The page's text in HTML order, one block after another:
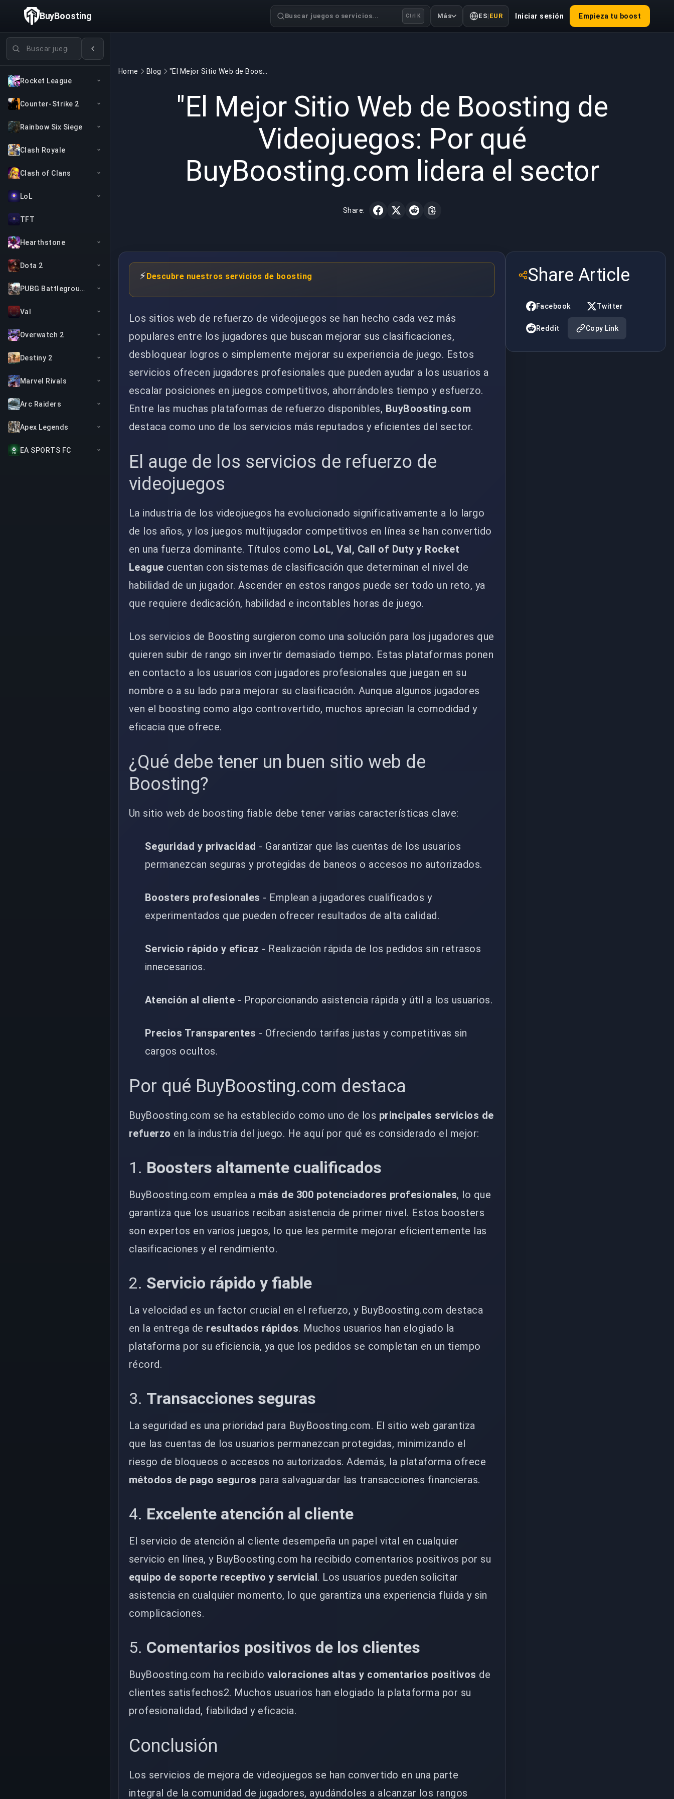
Buscar juegos
Rocket League
Counter-Strike 2
Rainbow Six Siege
Clash Royale
Clash of Clans
LoL
TFT
Hearthstone
Dota 2
PUBG Battlegrounds
Val
Overwatch 2
Destiny 2
Marvel Rivals
Arc Raiders
Apex Legends
EA SPORTS FC
BuyBoosting Buscar juegos o servicios... Ctrl K Más ES| EUR Iniciar sesión Empieza tu boost
Home Blog
"El Mejor Sitio Web de Boosting de
Videojuegos: Por qué
BuyBoosting.com lidera el sector
Share:
⚡ Descubre nuestros servicios de boosting
Los sitios web de refuerzo de videojuegos se han hecho cada vez más
populares entre los jugadores que buscan mejorar sus clasificaciones,
desbloquear logros o simplemente mejorar su experiencia de juego. Estos
servicios ofrecen jugadores profesionales que pueden ayudar a los usuarios a
escalar posiciones en juegos competitivos, ahorrándoles tiempo y esfuerzo.
Entre las muchas plataformas de refuerzo disponibles, BuyBoosting.com
destaca como uno de los servicios más reputados y eficientes del sector.
El auge de los servicios de refuerzo de
videojuegos
La industria de los videojuegos ha evolucionado significativamente a lo largo
de los años, y los juegos multijugador competitivos en línea se han convertido
en una fuerza dominante. Títulos como LoL, Val, Call of Duty y Rocket
League cuentan con sistemas de clasificación que determinan el nivel de
habilidad de un jugador. Ascender en estos rangos puede ser todo un reto, ya
que requiere dedicación, habilidad e incontables horas de juego.
Los servicios de Boosting surgieron como una solución para los jugadores que
quieren subir de rango sin invertir demasiado tiempo. Estas plataformas ponen
en contacto a los usuarios con jugadores profesionales que juegan en su
nombre o a su lado para mejorar su clasificación. Aunque algunos jugadores
ven el boosting como algo controvertido, muchos aprecian la comodidad y
eficacia que ofrece.
¿Qué debe tener un buen sitio web de
Boosting?
Un sitio web de boosting fiable debe tener varias características clave:
Seguridad y privacidad - Garantizar que las cuentas de los usuarios
permanezcan seguras y protegidas de baneos o accesos no autorizados.
Boosters profesionales - Emplean a jugadores cualificados y
experimentados que pueden ofrecer resultados de alta calidad.
Servicio rápido y eficaz - Realización rápida de los pedidos sin retrasos
innecesarios.
Atención al cliente - Proporcionando asistencia rápida y útil a los usuarios.
Precios Transparentes - Ofreciendo tarifas justas y competitivas sin
cargos ocultos.
Por qué BuyBoosting.com destaca
BuyBoosting.com se ha establecido como uno de los principales servicios de
refuerzo en la industria del juego. He aquí por qué es considerado el mejor:
1. Boosters altamente cualificados
BuyBoosting.com emplea a más de 300 potenciadores profesionales, lo que
garantiza que los usuarios reciban asistencia de primer nivel. Estos boosters
son expertos en varios juegos, lo que les permite mejorar eficientemente las
clasificaciones y el rendimiento.
2. Servicio rápido y fiable
La velocidad es un factor crucial en el refuerzo, y BuyBoosting.com destaca
en la entrega de resultados rápidos. Muchos usuarios han elogiado la
plataforma por su eficiencia, ya que los pedidos se completan en un tiempo
récord.
3. Transacciones seguras
La seguridad es una prioridad para BuyBoosting.com. El sitio web garantiza
que las cuentas de los usuarios permanezcan protegidas, minimizando el
riesgo de bloqueos o accesos no autorizados. Además, la plataforma ofrece
métodos de pago seguros para salvaguardar las transacciones financieras.
4. Excelente atención al cliente
El servicio de atención al cliente desempeña un papel vital en cualquier
servicio en línea, y BuyBoosting.com ha recibido comentarios positivos por su
equipo de soporte receptivo y servicial . Los usuarios pueden solicitar
asistencia en cualquier momento, lo que garantiza una experiencia fluida y sin
complicaciones.
5. Comentarios positivos de los clientes
BuyBoosting.com ha recibido valoraciones altas y comentarios positivos de
clientes satisfechos2. Muchos usuarios han elogiado la plataforma por su
profesionalidad, fiabilidad y eficacia.
Conclusión
Los servicios de mejora de videojuegos se han convertido en una parte
integral de la comunidad de jugadores, ayudándoles a alcanzar los rangos
Share Article
Facebook Twitter
Reddit Copy Link